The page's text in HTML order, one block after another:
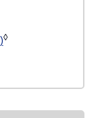
◊